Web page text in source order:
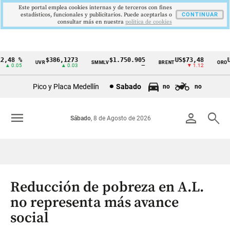
Cintillo
Colombia
%
0.05
UVR$386,1273
▲ 0.03
SMMLV$1.750.905 BRENTUS$73,48
▼ 1.12
ORO
Pico y Placa Medellín Sabado no no
person search
Sábado, 8 de Agosto de 2026
menu
Reducción de pobreza en A.L.
no representa más avance
social
Este portal emplea cookies internas y de terceros con fines
estadísticos, funcionales y publicitarios. Puede aceptarlas o
consultar más en nuestra politica de cookies
CONTINUAR